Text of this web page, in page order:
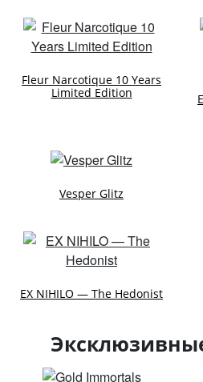
Fleur Narcotique 10 Years
Limited Edition
Vesper Glitz
EX NIHILO — The Hedonist